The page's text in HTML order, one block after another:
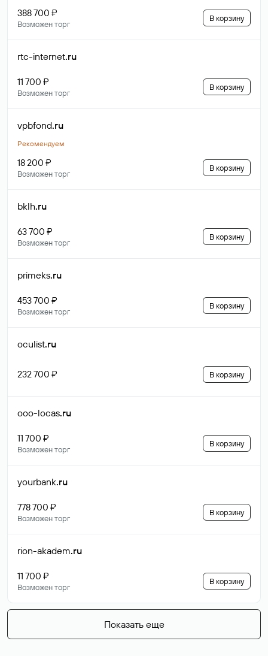
388 700 ₽
Возможен торг
В корзину
rtc-internet.ru
11 700 ₽
Возможен торг
В корзину
vpbfond.ru
Рекомендуем
18 200 ₽
Возможен торг
В корзину
bklh.ru
63 700 ₽
Возможен торг
В корзину
primeks.ru
453 700 ₽
Возможен торг
В корзину
oculist.ru
232 700 ₽ В корзину
ooo-locas.ru
11 700 ₽
Возможен торг
В корзину
yourbank.ru
778 700 ₽
Возможен торг
В корзину
rion-akadem.ru
11 700 ₽
Возможен торг
В корзину
Показать еще